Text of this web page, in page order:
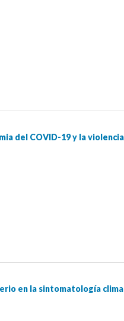
del COVID-19 y la
en la sintomatología